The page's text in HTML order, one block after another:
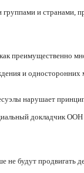
группами и странами,
преимущественно
и односторонних
нарушает
докладчик
будут продвигать